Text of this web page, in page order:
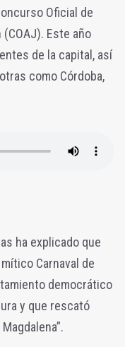
Oficial de
Este año
de la capital, así
como Córdoba,
ha explicado que
Carnaval de
democrático
y que rescató